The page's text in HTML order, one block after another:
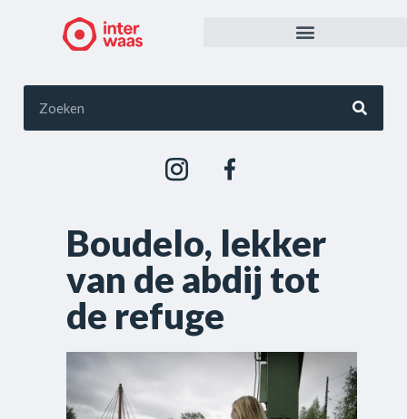
Boudelo, lekker
van de abdij tot
de refuge